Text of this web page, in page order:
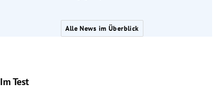
Alle News im Überblick
Im Test